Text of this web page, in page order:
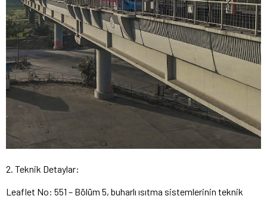
2. Teknik Detaylar:
Leaflet No: 551 – Bölüm 5, buharlı ısıtma sistemlerinin teknik